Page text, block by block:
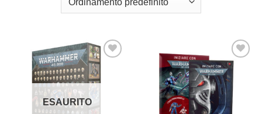
Aggiungi
alla lista
dei
ESAURITO
Aggiungi
alla lista
dei
desideri